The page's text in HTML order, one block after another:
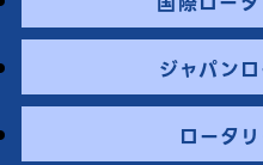
ジャパン
ロータ